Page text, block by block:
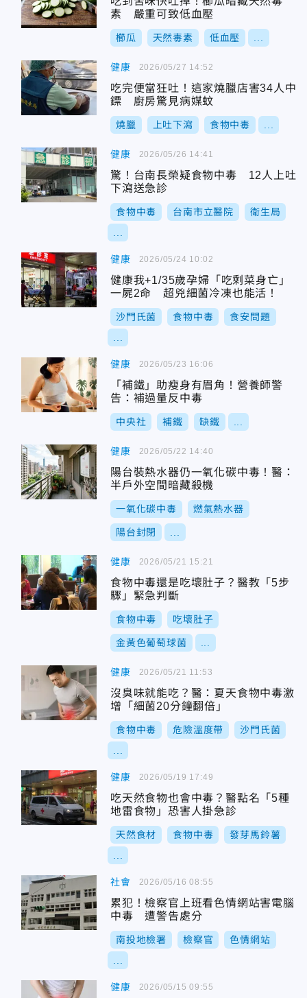
素 嚴重可致低血壓
櫛瓜 天然毒素 低血壓
健康
吃完便當狂吐！這家燒臘店害34人中
鏢 廚房驚見病媒蚊
燒臘 上吐下瀉 食物中毒
2026/05/27 14:52
健康
驚！台南長榮疑食物中毒 12人上吐
下瀉送急診
食物中毒 台南市立醫院 衛生局
2026/05/26 14:41
健康
健康我+1/35歲孕婦「吃剩菜身亡」
一屍2命 超兇細菌冷凍也能活！
沙門氏菌 食物中毒 食安問題
2026/05/24 10:02
健康
「補鐵」助瘦身有眉角！營養師警
告：補過量反中毒
中央社 補鐵 缺鐵
2026/05/23 16:06
健康
陽台裝熱水器仍一氧化碳中毒！醫：
半戶外空間暗藏殺機
一氧化碳中毒 燃氣熱水器
陽台封閉
2026/05/22 14:40
健康
食物中毒還是吃壞肚子？醫教「5步
驟」緊急判斷
食物中毒 吃壞肚子
金黃色葡萄球菌
2026/05/21 15:21
健康
沒臭味就能吃？醫：夏天食物中毒激
增「細菌20分鐘翻倍」
食物中毒 危險溫度帶 沙門氏菌
2026/05/21 11:53
健康
吃天然食物也會中毒？醫點名「5種
地雷食物」恐害人掛急診
天然食材 食物中毒 發芽馬鈴薯
2026/05/19 17:49
社會
累犯！檢察官上班看色情網站害電腦
中毒 遭警告處分
南投地檢署 檢察官 色情網站
2026/05/16 08:55
健康 2026/05/15 09:55